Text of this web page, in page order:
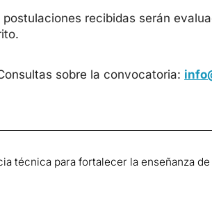
postulaciones recibidas serán
sobre la convocatoria: